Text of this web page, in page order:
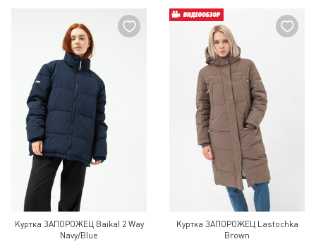
Куртка ЗАПОРОЖЕЦ Baikal 2 Way
Navy/Blue
Куртка ЗАПОРОЖЕЦ Lastochka
Brown